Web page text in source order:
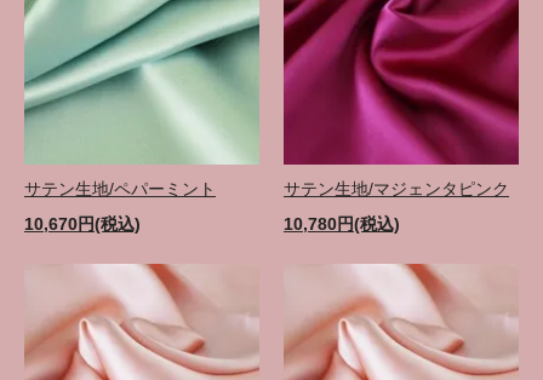
サテン生地/ペパーミント
10,670円(税込)
サテン生地/マジェンタピンク
10,780円(税込)